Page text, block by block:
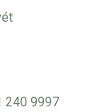
240 9997